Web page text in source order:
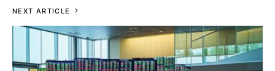
NEXT ARTICLE